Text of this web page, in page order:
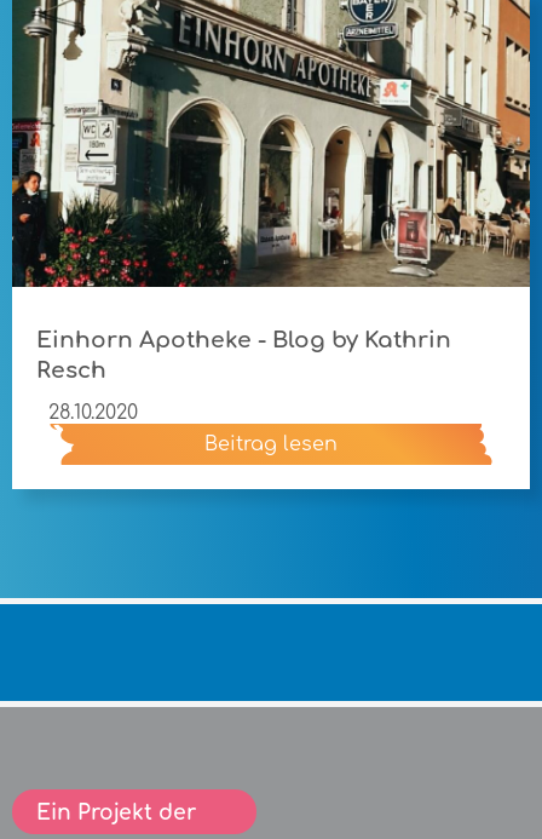
Einhorn Apotheke - Blog by Kathrin
Resch
28.10.2020
Beitrag lesen
Ein Projekt der